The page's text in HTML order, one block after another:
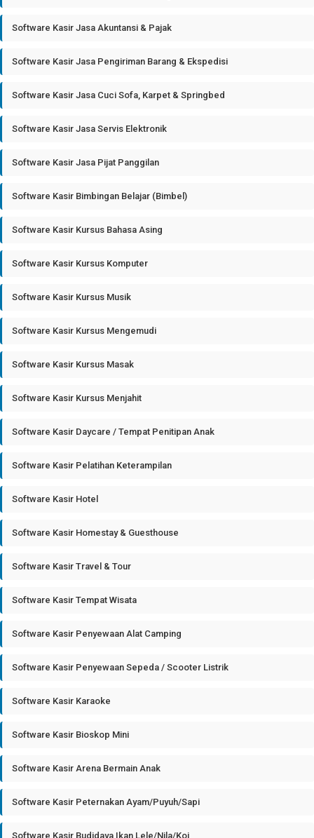
Software Kasir Jasa Akuntansi & Pajak
Software Kasir Jasa Pengiriman Barang & Ekspedisi
Software Kasir Jasa Cuci Sofa, Karpet & Springbed
Software Kasir Jasa Servis Elektronik
Software Kasir Jasa Pijat Panggilan
Software Kasir Bimbingan Belajar (Bimbel)
Software Kasir Kursus Bahasa Asing
Software Kasir Kursus Komputer
Software Kasir Kursus Musik
Software Kasir Kursus Mengemudi
Software Kasir Kursus Masak
Software Kasir Kursus Menjahit
Software Kasir Daycare / Tempat Penitipan Anak
Software Kasir Pelatihan Keterampilan
Software Kasir Hotel
Software Kasir Homestay & Guesthouse
Software Kasir Travel & Tour
Software Kasir Tempat Wisata
Software Kasir Penyewaan Alat Camping
Software Kasir Penyewaan Sepeda / Scooter Listrik
Software Kasir Karaoke
Software Kasir Bioskop Mini
Software Kasir Arena Bermain Anak
Software Kasir Peternakan Ayam/Puyuh/Sapi
Software Kasir Budidaya Ikan Lele/Nila/Koi